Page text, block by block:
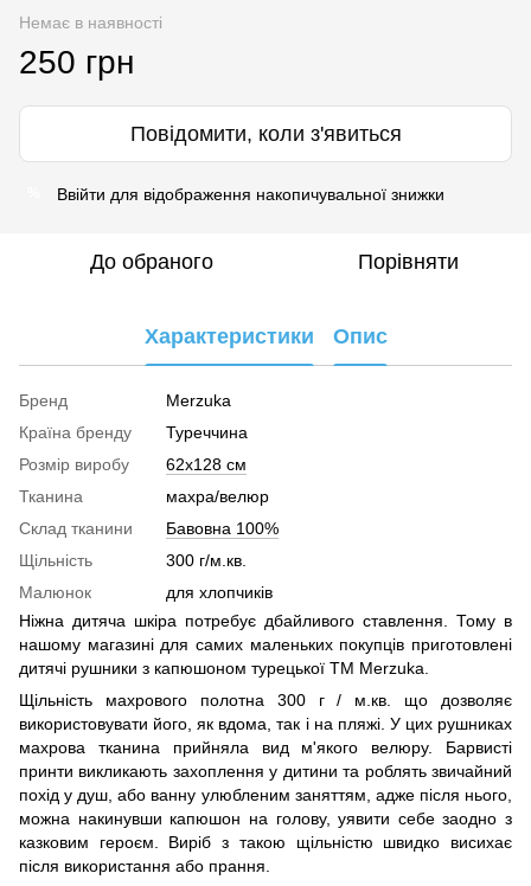
Немає в наявності
250 грн
Повідомити, коли з'явиться
Ввійти для відображення накопичувальної знижки
До обраного Порівняти
Характеристики Опис
Бренд
Merzuka
Країна бренду
Туреччина
Розмір виробу
62х128 см
Тканина
махра/велюр
Склад тканини
Бавовна 100%
Щільність
300 г/м.кв.
Малюнок
для хлопчиків
Ніжна дитяча шкіра потребує дбайливого ставлення. Тому в
нашому магазині для самих маленьких покупців приготовлені
дитячі рушники з капюшоном турецької ТМ Merzuka.
Щільність махрового полотна 300 г / м.кв. що дозволяє
використовувати його, як вдома, так і на пляжі. У цих рушниках
махрова тканина прийняла вид м'якого велюру. Барвисті
принти викликають захоплення у дитини та роблять звичайний
похід у душ, або ванну улюбленим заняттям, адже після нього,
можна накинувши капюшон на голову, уявити себе заодно з
казковим героєм. Виріб з такою щільністю швидко висихає
після використання або прання.